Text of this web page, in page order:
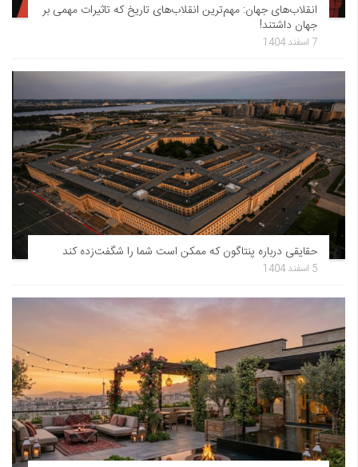
انقلاب‌های جهان: مهم‌ترین انقلاب‌های تاریخ که تاثیرات مهمی بر
جهان داشتند!
7 اسفند 1404
حقایقی درباره پنتاگون که ممکن است شما را شگفت‌زده کند
5 اسفند 1404